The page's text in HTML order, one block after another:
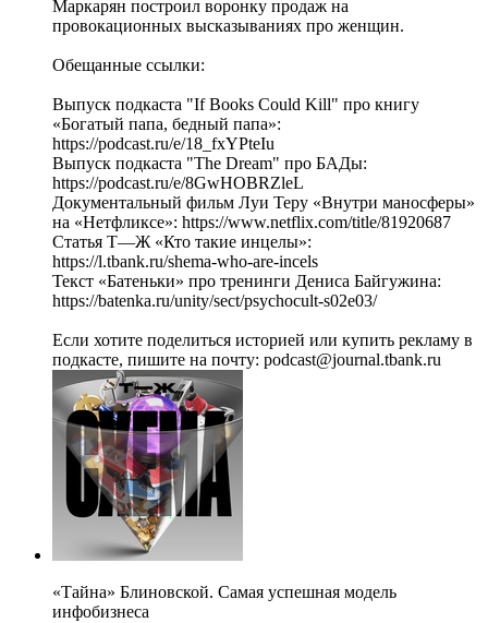
Маркарян построил воронку продаж на
провокационных высказываниях про женщин.
Обещанные ссылки:
Выпуск подкаста "If Books Could Kill" про книгу
«Богатый папа, бедный папа»:
https://podcast.ru/e/18_fxYPteIu
Выпуск подкаста "The Dream" про БАДы:
https://podcast.ru/e/8GwHOBRZleL
Документальный фильм Луи Теру «Внутри маносферы»
на «Нетфликсе»: https://www.netflix.com/title/81920687
Статья Т—Ж «Кто такие инцелы»:
https://l.tbank.ru/shema-who-are-incels
Текст «Батеньки» про тренинги Дениса Байгужина:
https://batenka.ru/unity/sect/psychocult-s02e03/
Если хотите поделиться историей или купить рекламу в
подкасте, пишите на почту: podcast@journal.tbank.ru
«Тайна» Блиновской. Самая успешная модель
инфобизнеса